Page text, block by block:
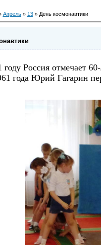
Апрель » 13 » День космонавтики
году Россия отмечает
года Юрий Гагарин